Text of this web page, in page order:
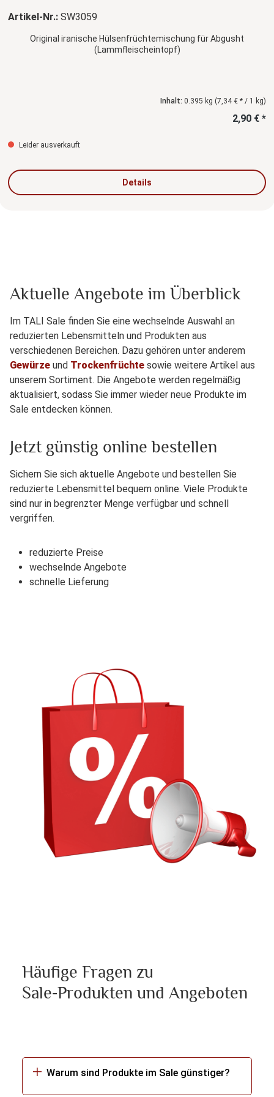
Artikel-Nr.: SW3059
Original iranische Hülsenfrüchtemischung für Abgusht
(Lammfleischeintopf)
Inhalt: 0.395 kg (7,34 € * / 1 kg)
2,90 € *
Leider ausverkauft
Details
Aktuelle Angebote im Überblick
Im TALI Sale finden Sie eine wechselnde Auswahl an
reduzierten Lebensmitteln und Produkten aus
verschiedenen Bereichen. Dazu gehören unter anderem
Gewürze und Trockenfrüchte sowie weitere Artikel aus
unserem Sortiment. Die Angebote werden regelmäßig
aktualisiert, sodass Sie immer wieder neue Produkte im
Sale entdecken können.
Jetzt günstig online bestellen
Sichern Sie sich aktuelle Angebote und bestellen Sie
reduzierte Lebensmittel bequem online. Viele Produkte
sind nur in begrenzter Menge verfügbar und schnell
vergriffen.
reduzierte Preise
wechselnde Angebote
schnelle Lieferung
Häufige Fragen zu
Sale‑Produkten und Angeboten
Warum sind Produkte im Sale günstiger?